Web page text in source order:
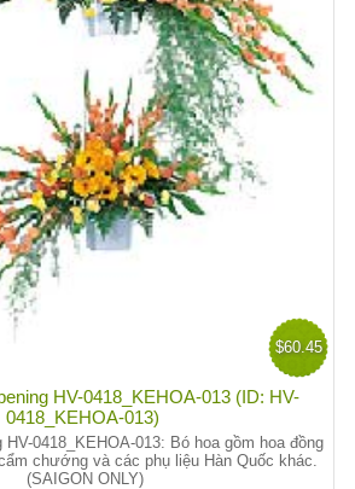
$60.45
HV-0418_KEHOA-013 (ID: HV-
0418_KEHOA-013)
HV-0418_KEHOA-013: Bó hoa gồm hoa đồng
chướng và các phụ liệu Hàn Quốc khác.
(SAIGON ONLY)